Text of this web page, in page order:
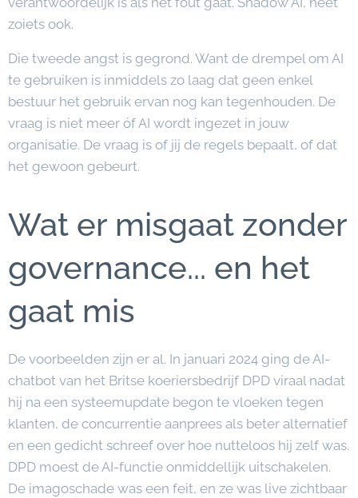
zoiets ook.
Die tweede angst is gegrond. Want de drempel om AI
te gebruiken is inmiddels zo laag dat geen enkel
bestuur het gebruik ervan nog kan tegenhouden. De
vraag is niet meer óf AI wordt ingezet in jouw
organisatie. De vraag is of jij de regels bepaalt, of dat
het gewoon gebeurt.
Wat er misgaat zonder
governance... en het
gaat mis
De voorbeelden zijn er al. In januari 2024 ging de AI-
chatbot van het Britse koeriersbedrijf DPD viraal nadat
hij na een systeemupdate begon te vloeken tegen
klanten, de concurrentie aanprees als beter alternatief
en een gedicht schreef over hoe nutteloos hij zelf was.
DPD moest de AI-functie onmiddellijk uitschakelen.
De imagoschade was een feit, en ze was live zichtbaar